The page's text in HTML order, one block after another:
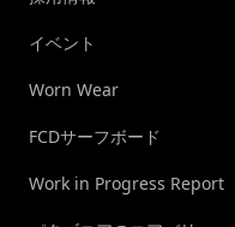
イベント
Worn Wear
FCDサーフボード
Work in Progress Report